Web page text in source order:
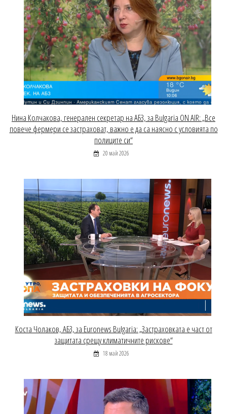
Нина Колчакова, генерален секретар на АБЗ, за Bulgaria ON AIR: „Все
повече фермери се застраховат, важно е да са наясно с условията по
полиците си“
20 май 2026
Коста Чолаков, АБЗ, за Euronews Bulgaria: „Застраховката е част от
защитата срещу климатичните рискове“
18 май 2026